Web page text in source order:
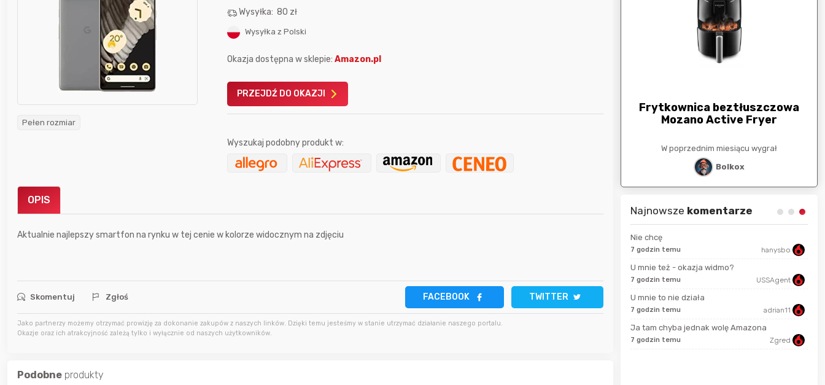
Pełen rozmiar
Wysyłka:80 zł
Wysyłka z Polski
Okazja dostępna w sklepie:Amazon.pl
PRZEJDŹ DO OKAZJI
Wyszukaj podobny produkt w:
OPIS
Aktualnie najlepszy smartfon na rynku w tej cenie w kolorze widocznym na zdjęciu
Skomentuj Zgłoś FACEBOOK TWITTER
Jako partnerzy możemy otrzymać prowizję za dokonanie zakupów z naszych linków. Dzięki temu jesteśmy w stanie utrzymać działanie naszego portalu.
Okazje oraz ich atrakcyjność zależą tylko i wyłącznie od naszych użytkowników.
Podobne produkty
beztłuszczowa
Active Fryer
Gofrownica GÖTZE & JENSEN
DW900 1600W
Karta podarunkowa
Allegro 150zł
Frytkownica beztłuszczowa
Mozano Active Fryer
W poprzednim miesiącu wygrał
Bolkox
Najnowsze komentarze
7 godzin temu USSAgent 18 minut temu darekscorpio
godzinę temu Bolkox
jasny
Nie chcę
7 godzin temu hanysbo
U mnie też - okazja widmo?
7 godzin temu USSAgent
U mnie to nie działa
7 godzin temu adrian11
Ja tam chyba jednak wolę Amazona
7 godzin temu Zgred